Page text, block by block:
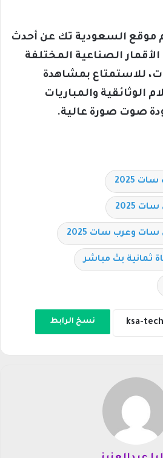
السعودية تك عن أحدث
الأقمار الصناعية المختلفة
للاستمتاع بمشاهدة
الوثائقية والمباريات
صوت صورة عالية.
2025
2025
سات وعرب سات 2025
ثمانية بث مباشر
نسخ الرابط